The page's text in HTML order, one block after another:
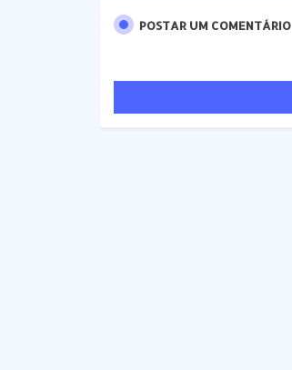
POSTAR UM COMENTÁRIO